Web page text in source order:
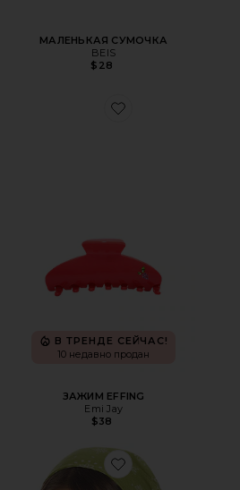
МАЛЕНЬКАЯ СУМОЧКА
BEIS
$28
Favorite ЗАЖИМ EFFING
В ТРЕНДЕ СЕЙЧАС!
10 недавно продан
ЗАЖИМ EFFING
Emi Jay
$38
Favorite БАНДАНА DARCY